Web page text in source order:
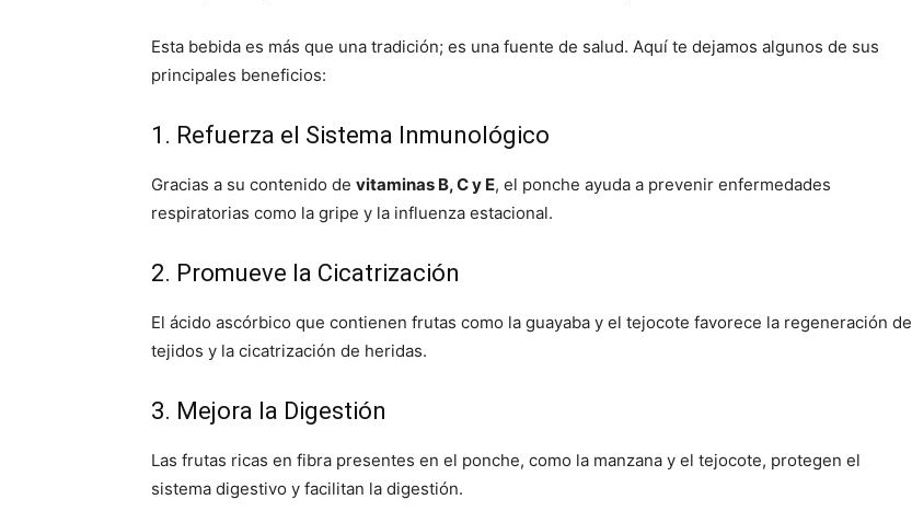
Esta bebida es más que una tradición; es una fuente de salud. Aquí te dejamos algunos de sus
principales beneficios:
1. Refuerza el Sistema Inmunológico
Gracias a su contenido de vitaminas B, C y E, el ponche ayuda a prevenir enfermedades
respiratorias como la gripe y la influenza estacional.
2. Promueve la Cicatrización
El ácido ascórbico que contienen frutas como la guayaba y el tejocote favorece la regeneración de
tejidos y la cicatrización de heridas.
3. Mejora la Digestión
Las frutas ricas en fibra presentes en el ponche, como la manzana y el tejocote, protegen el
sistema digestivo y facilitan la digestión.